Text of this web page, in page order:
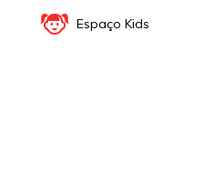
Espaço Kids